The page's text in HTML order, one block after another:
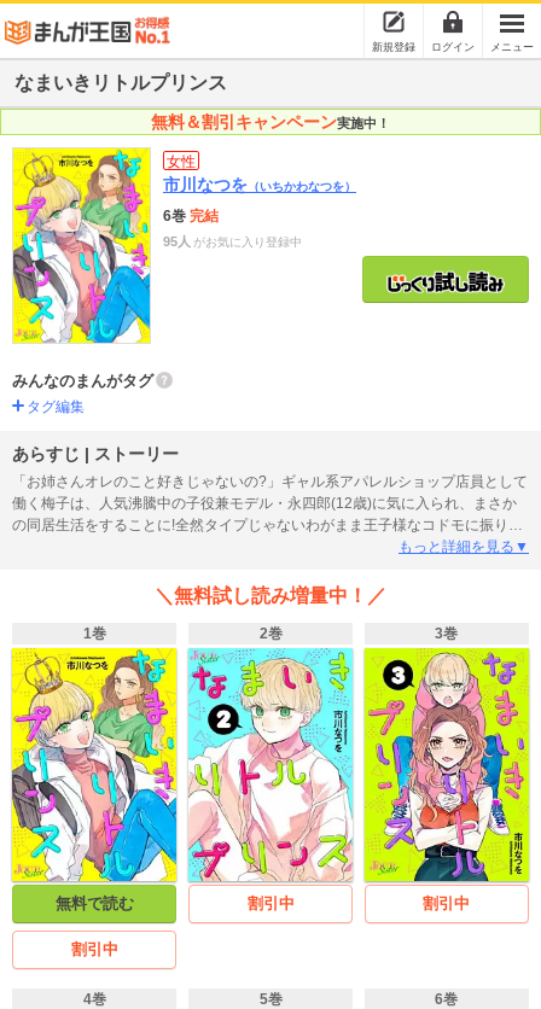
新規登録 ログイン メニュー
なまいきリトルプリンス
無料＆割引キャンペーン実施中！
女性
市川なつを （いちかわなつを）
6巻 完結
95人 がお気に入り登録中
みんなのまんがタグ
タグ編集
あらすじ | ストーリー
「お姉さんオレのこと好きじゃないの?」ギャル系アパレルショップ店員として
働く梅子は、人気沸騰中の子役兼モデル・永四郎(12歳)に気に入られ、まさか
の同居生活をすることに!全然タイプじゃないわがまま王子様なコドモに振り回
されて、私の生活一体どうなっちゃうの!?『マイナス温度のセレナーデ』の作
もっと詳細を見る▼
＼無料試し読み増量中！／
1巻
無料で読む
割引中
2巻
割引中
3巻
割引中
4巻 5巻 6巻